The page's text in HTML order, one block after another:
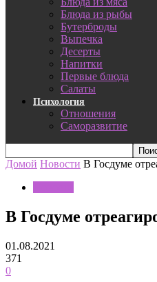
Блюда из рыбы
Бутерброды
Выпечка
Десерты
Напитки
Первые блюда
Салаты
Психология
Отношения
Саморазвитие
Домой Новости В Госдуме
В Госдуме
01.08.2021
371
0